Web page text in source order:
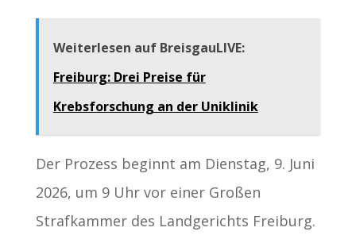
Weiterlesen auf BreisgauLIVE:
Freiburg: Drei Preise für
Krebsforschung an der Uniklinik
Der Prozess beginnt am Dienstag, 9. Juni
2026, um 9 Uhr vor einer Großen
Strafkammer des Landgerichts Freiburg.